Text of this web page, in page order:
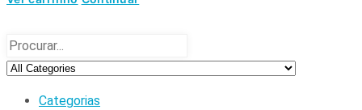
Categorias